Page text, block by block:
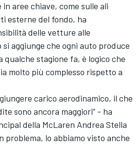
aree chiave, come sulle ali
esterne del fondo, ha
delle vetture alle
si aggiunge che ogni auto produce
stagione fa, è logico che
molto più complesso rispetto a
carico aerodinamico, il che
sono ancora maggiori” - ha
della McLaren Andrea Stella
problema, lo abbiamo visto anche